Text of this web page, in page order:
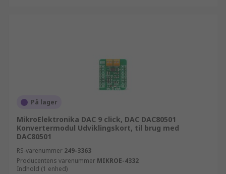
På lager
MikroElektronika DAC 9 click, DAC DAC80501
Konvertermodul Udviklingskort, til brug med
DAC80501
RS-varenummer 249-3363
Producentens varenummer MIKROE-4332
Indhold (1 enhed)